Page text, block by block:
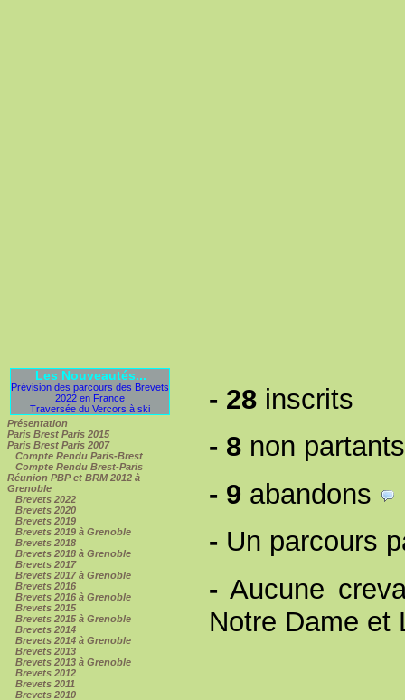
Les Nouveautés...
Prévision des parcours des Brevets
2022 en France
Traversée du Vercors à ski
Présentation
Paris Brest Paris 2015
Paris Brest Paris 2007
Compte Rendu Paris-Brest
Compte Rendu Brest-Paris
Réunion PBP et BRM 2012 à
Grenoble
Brevets 2022
Brevets 2020
Brevets 2019
Brevets 2019 à Grenoble
Brevets 2018
Brevets 2018 à Grenoble
Brevets 2017
Brevets 2017 à Grenoble
Brevets 2016
Brevets 2016 à Grenoble
Brevets 2015
Brevets 2015 à Grenoble
Brevets 2014
Brevets 2014 à Grenoble
Brevets 2013
Brevets 2013 à Grenoble
Brevets 2012
Brevets 2011
Brevets 2010
- 28 inscrits
- 8 non
- 9 abandons
- Un parcours
- Aucune
Notre Dame et